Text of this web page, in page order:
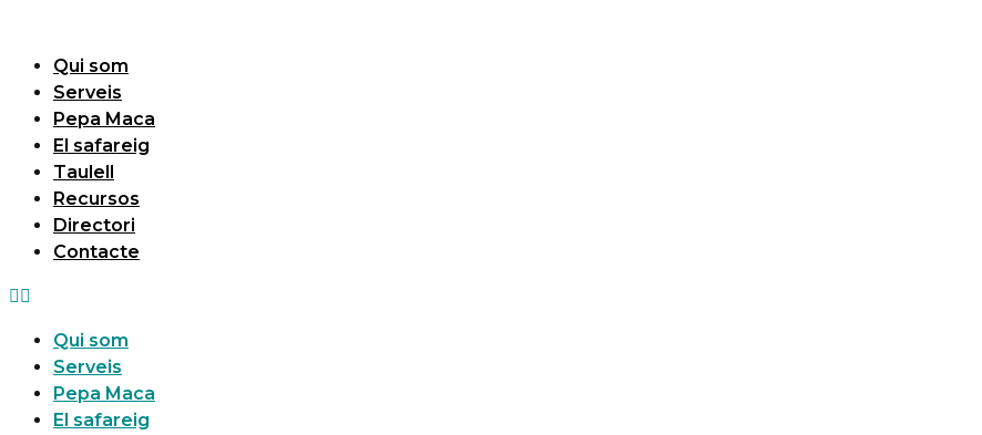
contingutQui som
Serveis
Pepa Maca
El safareig
Taulell
Recursos
Directori
Contacte
Qui som
Serveis
Pepa Maca
El safareig